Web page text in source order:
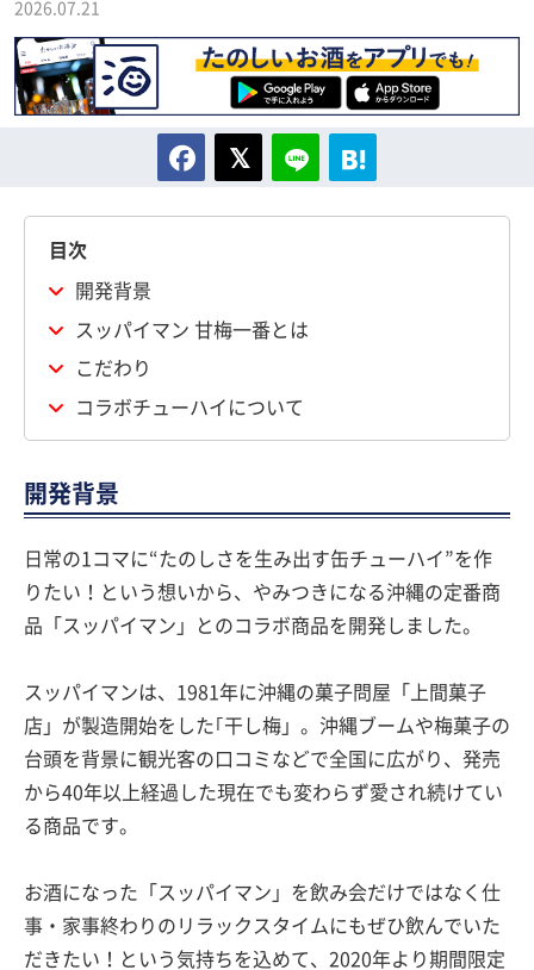
2026.07.21
目次
開発背景
スッパイマン 甘梅一番とは
こだわり
コラボチューハイについて
開発背景
日常の1コマに“たのしさを生み出す缶チューハイ”を作
りたい！という想いから、やみつきになる沖縄の定番商
品「スッパイマン」とのコラボ商品を開発しました。
スッパイマンは、1981年に沖縄の菓子問屋「上間菓子
店」が製造開始をした｢干し梅」。沖縄ブームや梅菓子の
台頭を背景に観光客の口コミなどで全国に広がり、発売
から40年以上経過した現在でも変わらず愛され続けてい
る商品です。
お酒になった「スッパイマン」を飲み会だけではなく仕
事・家事終わりのリラックスタイムにもぜひ飲んでいた
だきたい！という気持ちを込めて、2020年より期間限定